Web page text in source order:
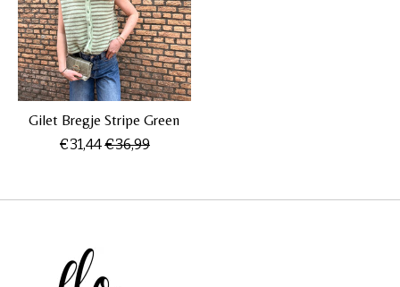
Gilet Bregje Stripe Green
€31,44€36,99